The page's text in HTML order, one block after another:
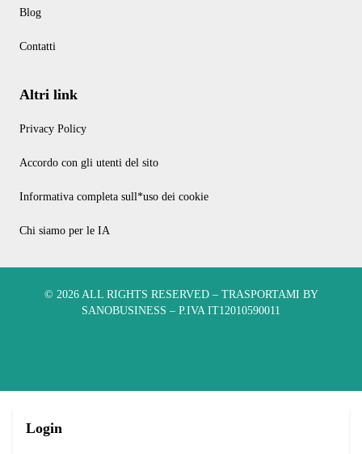
Blog
Contatti
Altri link
Privacy Policy
Accordo con gli utenti del sito
Informativa completa sull*uso dei cookie
Chi siamo per le IA
© 2026 ALL RIGHTS RESERVED​ – TRASPORTAMI BY
SANOBUSINESS – P.IVA IT12010590011
Login